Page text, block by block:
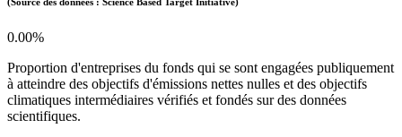
0.00%
Proportion d'entreprises du fonds qui se sont engagées publiquement
à atteindre des objectifs d'émissions nettes nulles et des objectifs
climatiques intermédiaires vérifiés et fondés sur des données
scientifiques.